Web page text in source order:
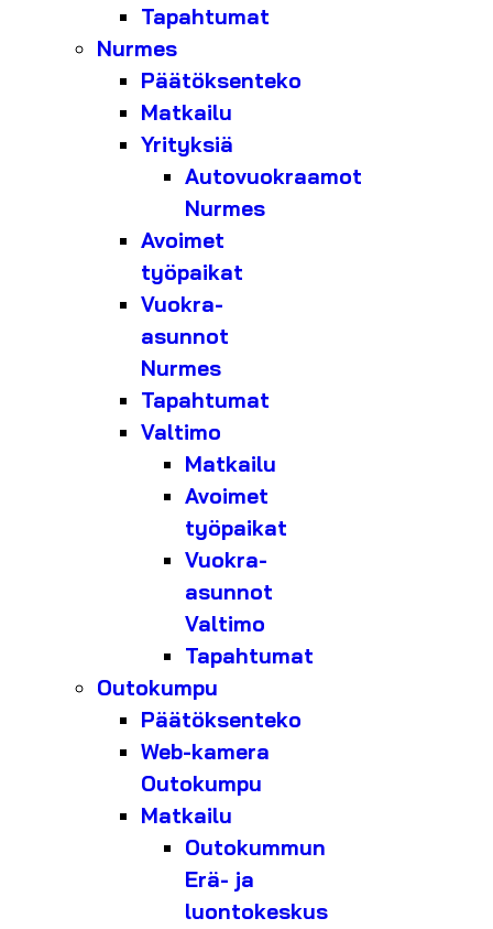
Tapahtumat
Nurmes
Päätöksenteko
Matkailu
Yrityksiä
Autovuokraamot
Nurmes
Avoimet
työpaikat
Vuokra-
asunnot
Nurmes
Tapahtumat
Valtimo
Matkailu
Avoimet
työpaikat
Vuokra-
asunnot
Valtimo
Tapahtumat
Outokumpu
Päätöksenteko
Web-kamera
Outokumpu
Matkailu
Outokummun
Erä- ja
luontokeskus